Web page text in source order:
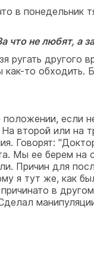
в понедельник
что не любят, а
ругать
то
если
второй или на
Говорят:
Мы ее берем
Причин для
я тут же, как
в